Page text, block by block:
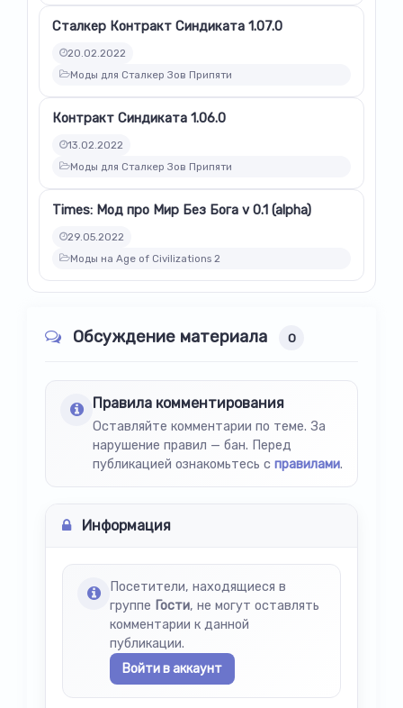
Сталкер Контракт Синдиката 1.07.0
20.02.2022
Моды для Сталкер Зов Припяти
Контракт Синдиката 1.06.0
13.02.2022
Моды для Сталкер Зов Припяти
Times: Мод про Мир Без Бога v 0.1 (alpha)
29.05.2022
Моды на Age of Civilizations 2
Обсуждение материала 0
Правила комментирования
Оставляйте комментарии по теме. За
нарушение правил — бан. Перед
публикацией ознакомьтесь с правилами.
Информация
Посетители, находящиеся в
группе Гости, не могут оставлять
комментарии к данной
публикации.
Войти в аккаунт